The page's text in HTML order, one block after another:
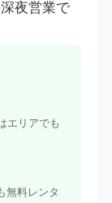
夜営業で
エリアでも
無料レンタ